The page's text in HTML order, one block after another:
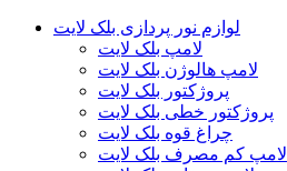
لوازم نور پردازی بلک لایت
لامپ بلک لایت
لامپ هالوژن بلک لایت
پروژکتور بلک لایت
پروژکتور خطی بلک لایت
چراغ قوه بلک لایت
لامپ کم مصرف بلک لایت